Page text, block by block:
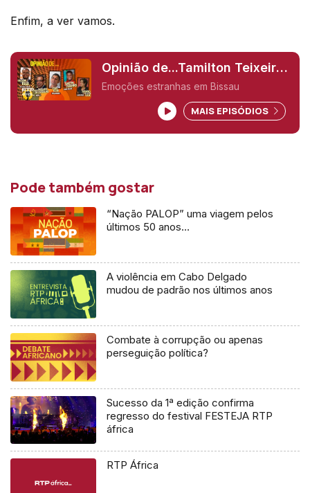
Enfim, a ver vamos.
Opinião de...Tamilton Teixeira
(Guiné-Bissau),
Emoções estranhas em Bissau
MAIS EPISÓDIOS
Pode também gostar
“Nação PALOP” uma viagem pelos
últimos 50 anos…
A violência em Cabo Delgado
mudou de padrão nos últimos anos
Combate à corrupção ou apenas
perseguição política?
Sucesso da 1ª edição confirma
regresso do festival FESTEJA RTP
áfrica
RTP África